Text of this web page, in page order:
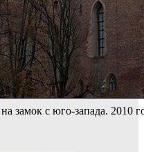
замок с юго-запада. 2010